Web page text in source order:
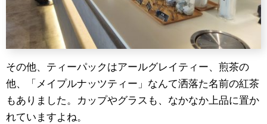
その他、ティーパックはアールグレイティー、煎茶の
他、「メイプルナッツティー」なんて洒落た名前の紅茶
もありました。カップやグラスも、なかなか上品に置か
れていますよね。